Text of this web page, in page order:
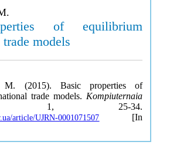
of equilibrium
models
M. (2015). Basic properties of
trade models. Kompiuternaia
25-34.
article/UJRN-0001071507 [In